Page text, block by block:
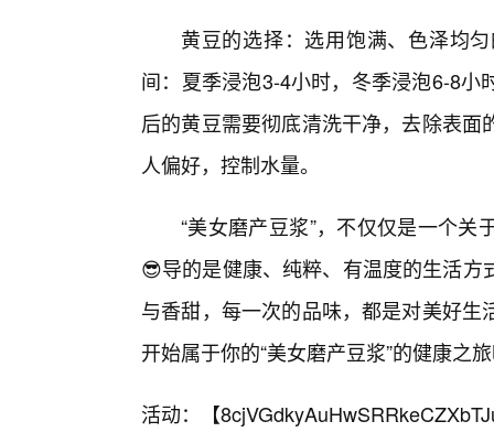
黄豆的选择：选用饱满、色泽均
间：夏季浸泡3-4小时，冬季浸泡6-8
后的黄豆需要彻底清洗干净，去除表
人偏好，控制水量。
“美女磨产豆浆”，不仅仅是一个
😎导的是健康、纯粹、有温度的生活
与香甜，每一次的品味，都是对美好
开始属于你的“美女磨产豆浆”的健康之
活动：【